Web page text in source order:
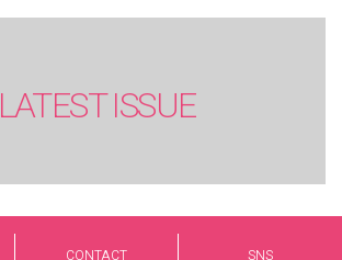
LATEST ISSUE
CONTACT SNS